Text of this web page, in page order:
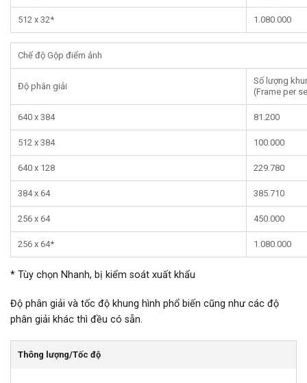
512 x 32* 1.080.000
Chế độ Gộp điểm ảnh
Độ phân giải
Số lượng
(Frame per
640 x 384 81.200
512 x 384 100.000
640 x 128 229.780
384 x 64 385.710
256 x 64 450.000
256 x 64* 1.080.000
* Tùy chọn Nhanh, bị kiểm soát xuất khẩu
Độ phân giải và tốc độ khung hình phổ biến cũng như các độ
phân giải khác thì đều có sẵn.
Thông lượng/Tốc độ